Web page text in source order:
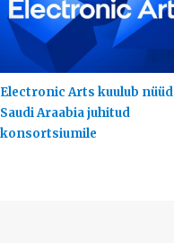
Electronic Arts kuulub nüüd
Saudi Araabia juhitud
konsortsiumile